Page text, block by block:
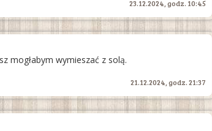
23.12.2024, godz. 10:45
mogłabym wymieszać z solą.
21.12.2024, godz. 21:37